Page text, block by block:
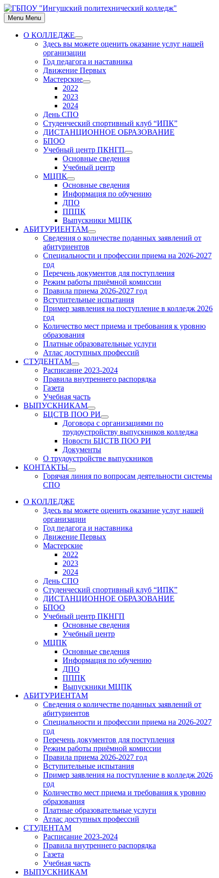
Skip
to
content
Menu Menu
О КОЛЛЕДЖЕ
Show
sub
menu
Здесь вы можете оценить оказание услуг нашей
организации
Год педагога и наставника
Движение Первых
Мастерские
Show
2022
2023
2024
День СПО
Студенческий спортивный клуб “ИПК”
ДИСТАНЦИОННОЕ ОБРАЗОВАНИЕ
БПОО
Учебный центр ПКНГП
Show
sub
Основные сведения
Учебный центр
МЦПК
Show
sub
menu
Основные сведения
Информация по обучению
ДПО
ПППК
Выпускники МЦПК
АБИТУРИЕНТАМ
Show
sub
Сведения о количестве поданных заявлений от
абитуриентов
Специальности и профессии приема на 2026-2027
год
Перечень документов для поступления
Режим работы приёмной комиссии
Правила приема 2026-2027 год
Вступительные испытания
Пример заявления на поступление в колледж 2026
год
Количество мест приема и требования к уровню
образования
Платные образовательные услуги
Атлас доступных профессий
СТУДЕНТАМ
Show
sub
menu
Расписание 2023-2024
Правила внутреннего распорядка
Газета
Учебная часть
ВЫПУСКНИКАМ
Show
sub
menu
БЦСТВ ПОО РИ
Show
sub
menu
Договора с организациями по
трудоустройству выпускников колледжа
Новости БЦСТВ ПОО РИ
Документы
О трудоустройстве выпускников
КОНТАКТЫ
Show
sub
Горячая линия по вопросам деятельности системы
СПО
О КОЛЛЕДЖЕ
Здесь вы можете оценить оказание услуг нашей
организации
Год педагога и наставника
Движение Первых
Мастерские
2022
2023
2024
День СПО
Студенческий спортивный клуб “ИПК”
ДИСТАНЦИОННОЕ ОБРАЗОВАНИЕ
БПОО
Учебный центр ПКНГП
Основные сведения
Учебный центр
МЦПК
Основные сведения
Информация по обучению
ДПО
ПППК
Выпускники МЦПК
АБИТУРИЕНТАМ
Сведения о количестве поданных заявлений от
абитуриентов
Специальности и профессии приема на 2026-2027
год
Перечень документов для поступления
Режим работы приёмной комиссии
Правила приема 2026-2027 год
Вступительные испытания
Пример заявления на поступление в колледж 2026
год
Количество мест приема и требования к уровню
образования
Платные образовательные услуги
Атлас доступных профессий
СТУДЕНТАМ
Расписание 2023-2024
Правила внутреннего распорядка
Газета
Учебная часть
ВЫПУСКНИКАМ